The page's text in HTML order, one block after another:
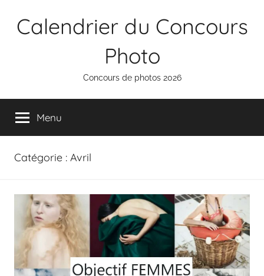
Calendrier du Concours
Photo
Concours de photos 2026
Menu
Catégorie : Avril